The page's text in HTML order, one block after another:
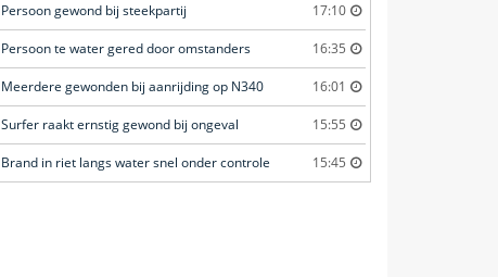
Persoon gewond bij steekpartij 17:10
Persoon te water gered door omstanders 16:35
Meerdere gewonden bij aanrijding op N340 16:01
Surfer raakt ernstig gewond bij ongeval 15:55
Brand in riet langs water snel onder controle 15:45